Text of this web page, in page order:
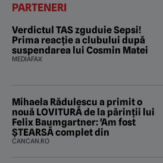
PARTENERI
Verdictul TAS zguduie Sepsi!
Prima reacție a clubului după
suspendarea lui Cosmin Matei
MEDIAFAX
Mihaela Rădulescu a primit o
nouă LOVITURĂ de la părinții lui
Felix Baumgartner: 'Am fost
ȘTEARSĂ complet din
CANCAN.RO